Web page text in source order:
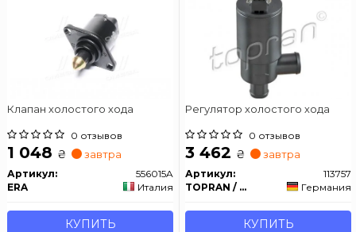
Клапан холостого хода
0 отзывов
1 048 ₴ завтра
Артикул:
556015A
ERA
Италия
КУПИТЬ
Регулятор холостого хода
0 отзывов
3 462 ₴ завтра
Артикул:
113757
TOPRAN / HANS PRIES
Германия
КУПИТЬ